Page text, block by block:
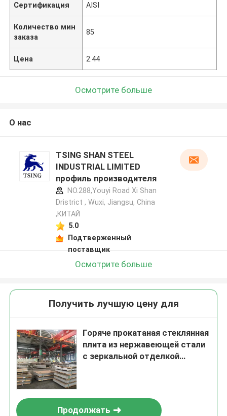
Сертификация AISI
Количество мин
заказа
85
Цена 2.44
Осмотрите больше
О нас
TSING SHAN STEEL
INDUSTRIAL LIMITED
профиль производителя
NO.288,Youyi Road Xi Shan
Dristrict , Wuxi, Jiangsu, China
,КИТАЙ
5.0
Подтверженный
поставщик
Осмотрите больше
Получить лучшую цену для
Горяче прокатаная стеклянная
плита из нержавеющей стали
с зеркальной отделкой
Продолжать